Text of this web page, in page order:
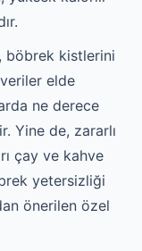
böbrek kistlerini
elde
ne derece
Yine de, zararlı
çay ve kahve
yetersizliği
önerilen özel